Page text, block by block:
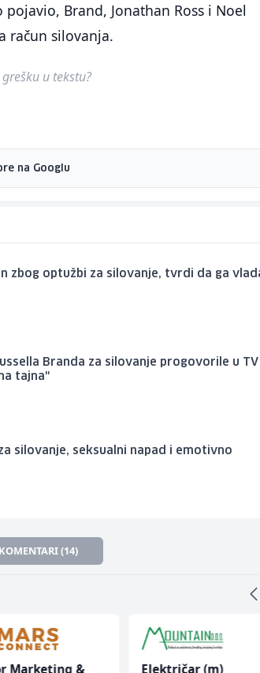
Brand, Jonathan Ross i Noel
račun silovanja.
u tekstu?
na Googlu
zbog optužbi za silovanje, tvrdi da ga
Branda za silovanje progovorile u TV
tajna"
silovanje, seksualni napad i emotivno
KOMENTARI (14)
Marketing &
Električar (m)